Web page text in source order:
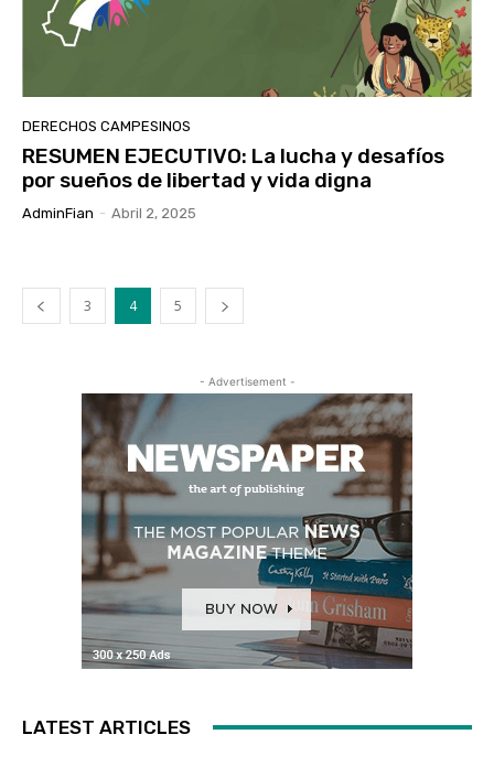
DERECHOS CAMPESINOS
RESUMEN EJECUTIVO: La lucha y desafíos
por sueños de libertad y vida digna
AdminFian - Abril 2, 2025
3 4 5
- Advertisement -
LATEST ARTICLES